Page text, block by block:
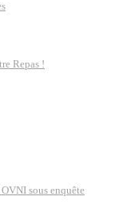
Repas !
sous enquête